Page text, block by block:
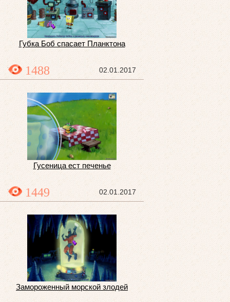
Губка Боб спасает Планктона
02.01.2017
1488
Гусеница ест печенье
02.01.2017
1449
Замороженный морской злодей